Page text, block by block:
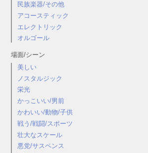
民族楽器/その他
アコースティック
エレクトリック
オルゴール
場面/シーン
美しい
ノスタルジック
栄光
かっこいい/男前
かわいい/動物/子供
戦う/戦闘/スポーツ
壮大なスケール
悪党/サスペンス